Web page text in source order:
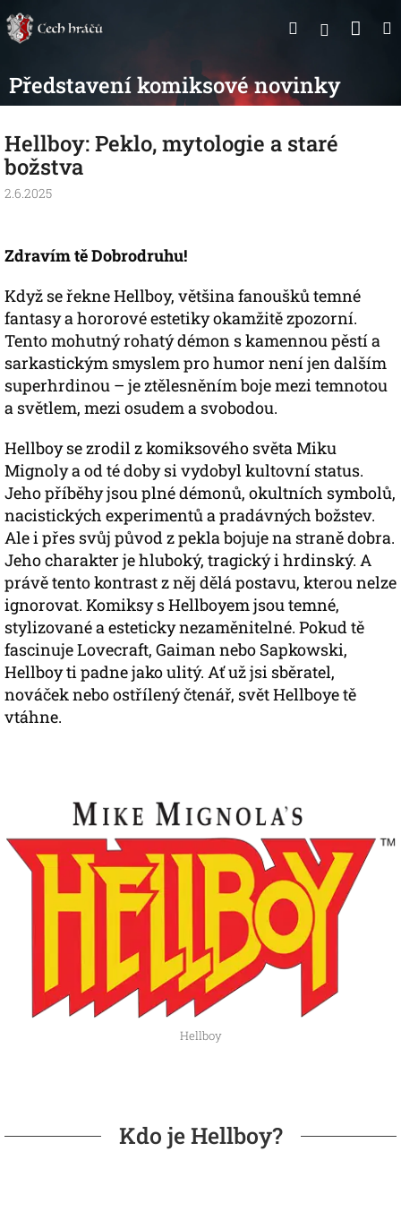
na
obsah
Hledat
Představení komiksové novinky
Hellboy: Peklo, mytologie a staré
božstva
2.6.2025
Zdravím tě Dobrodruhu!
Když se řekne Hellboy, většina fanoušků temné
fantasy a hororové estetiky okamžitě zpozorní.
Tento mohutný rohatý démon s kamennou pěstí a
sarkastickým smyslem pro humor není jen dalším
superhrdinou – je ztělesněním boje mezi temnotou
a světlem, mezi osudem a svobodou.
Hellboy se zrodil z komiksového světa Miku
Mignoly a od té doby si vydobyl kultovní status.
Jeho příběhy jsou plné démonů, okultních symbolů,
nacistických experimentů a pradávných božstev.
Ale i přes svůj původ z pekla bojuje na straně dobra.
Jeho charakter je hluboký, tragický i hrdinský. A
právě tento kontrast z něj dělá postavu, kterou nelze
ignorovat. Komiksy s Hellboyem jsou temné,
stylizované a esteticky nezaměnitelné. Pokud tě
fascinuje Lovecraft, Gaiman nebo Sapkowski,
Hellboy ti padne jako ulitý. Ať už jsi sběratel,
nováček nebo ostřílený čtenář, svět Hellboye tě
vtáhne.
Hellboy
Kdo je Hellboy?